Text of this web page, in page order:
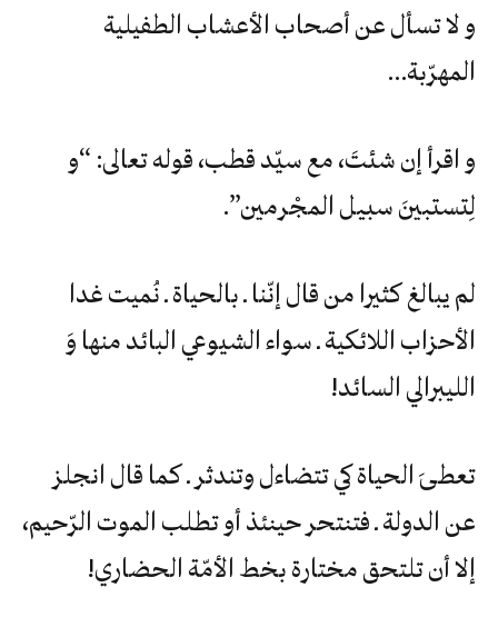
و‮ ‬لا‮ ‬تسأل‮ ‬عن‮ ‬أصحاب‮ ‬الأعشاب‮ ‬الطفيلية‮
‬المهرّبة‮…‬
و‮ ‬اقرأ‮ ‬إن‮ ‬شئتَ،‮ ‬مع‮ ‬سيّد‮ ‬قطب،‮ ‬قوله‮ ‬تعالى‮: “‬و‮
‬لِتستبينَ‮ ‬سبيل‮ ‬المجْرمين‮”.‬
لم‮ ‬يبالغ‮ ‬كثيرا‮ ‬من‮ ‬قال‮ ‬إنّنا‮ ‬ـ‮ ‬بالحياة‮ ‬ـ‮ ‬نُميت‮ ‬غدا‮
‬الأحزاب‮ ‬اللائكية‮ ‬ـ‮ ‬سواء‮ ‬الشيوعي‮ ‬البائد‮ ‬منها‮ ‬وَ‮
‬الليبرالي‮ ‬السائد‮!‬
تعطىَ‮ ‬الحياة‮ ‬كي‮ ‬تتضاءل‮ ‬وتندثر‮ ‬ـ‮ ‬كما‮ ‬قال‮ ‬انجلز‮
‬عن‮ ‬الدولة‮ ‬ـ‮ ‬فتنتحر‮ ‬حينئذ‮ ‬أو‮ ‬تطلب‮ ‬الموت‮ ‬الرّحيم،‮
‬إلا‮ ‬أن‮ ‬تلتحق‮ ‬مختارة‮ ‬بخط‮ ‬الأمّة‮ ‬الحضاري‮!‬